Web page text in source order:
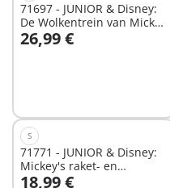
71697 - JUNIOR & Disney:
De Wolkentrein van Mickey
Mouse & Minnie Mouse
26,99 €
In winkelwagen
S
71771 - JUNIOR & Disney:
Mickey's raket- en
ruimteavontuur
18,99 €